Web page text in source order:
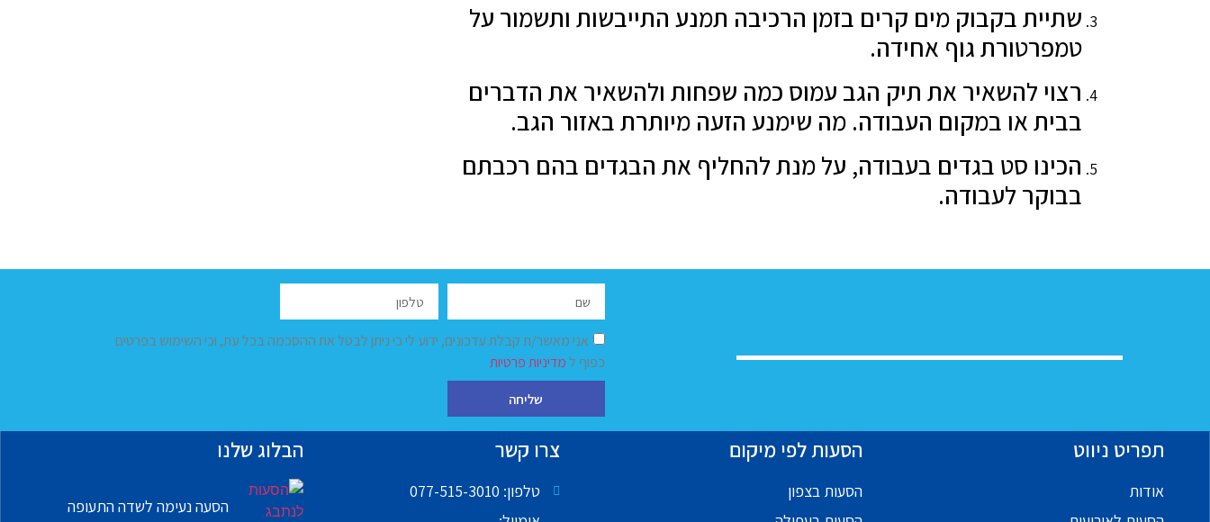
שתיית בקבוק מים קרים בזמן הרכיבה תמנע התייבשות ותשמור על
טמפרטורת גוף אחידה.
רצוי להשאיר את תיק הגב עמוס כמה שפחות ולהשאיר את הדברים
בבית או במקום העבודה. מה שימנע הזעה מיותרת באזור הגב.
הכינו סט בגדים בעבודה, על מנת להחליף את הבגדים בהם רכבתם
בבוקר לעבודה.
אני מאשר/ת קבלת עדכונים, ידוע לי כי ניתן לבטל את ההסכמה בכל עת, וכי השימוש בפרטים
כפוף למדיניות פרטיות
שליחה
תפריט ניווט
אודות
הסעות לפי מיקום
הסעות בצפון
צרו קשר
טלפון: 077-515-3010
הבלוג שלנו
הסעה נעימה לשדה התעופה